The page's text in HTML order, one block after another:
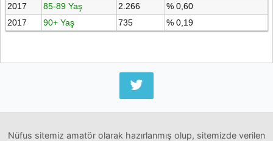
2017
85-89 Yaş 2.266
% 0,60
2017
90+ Yaş 735 % 0,19
Nüfus sitemiz amatör olarak hazırlanmış olup, sitemizde verilen